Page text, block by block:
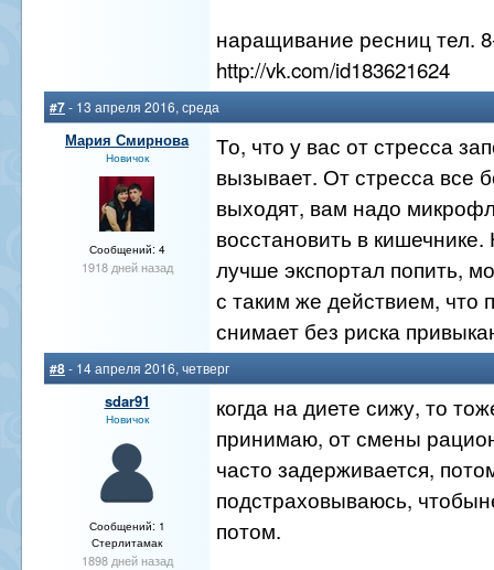
наращивание ресниц тел.
http://vk.com/id183621624
#7- 13 апреля 2016, среда
Мария Смирнова
Новичок
Сообщений: 4
1918 дней назад
То, что у вас от стресса
вызывает. От стресса все
выходят, вам надо
восстановить в
лучше экспортал попить,
с таким же действием, что
снимает без риска
#8- 14 апреля 2016, четверг
sdar91
Новичок
Сообщений: 1
Стерлитамак
1898 дней назад
когда на диете сижу, то
принимаю, от смены
часто задерживается,
подстраховываюсь,
потом.